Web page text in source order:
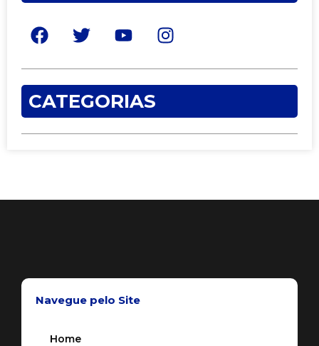
CATEGORIAS
Navegue pelo Site
Home